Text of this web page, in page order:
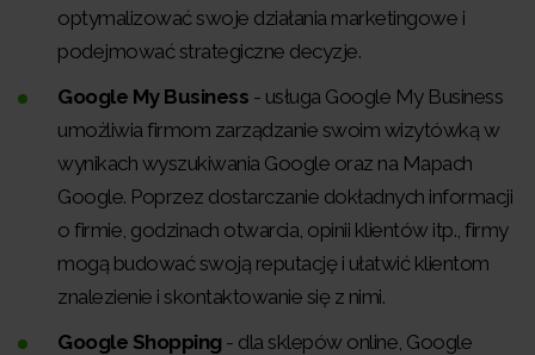
optymalizować swoje działania marketingowe i
podejmować strategiczne decyzje.
Google My Business - usługa Google My Business
umożliwia firmom zarządzanie swoim wizytówką w
wynikach wyszukiwania Google oraz na Mapach
Google. Poprzez dostarczanie dokładnych informacji
o firmie, godzinach otwarcia, opinii klientów itp., firmy
mogą budować swoją reputację i ułatwić klientom
znalezienie i skontaktowanie się z nimi.
Google Shopping - dla sklepów online, Google